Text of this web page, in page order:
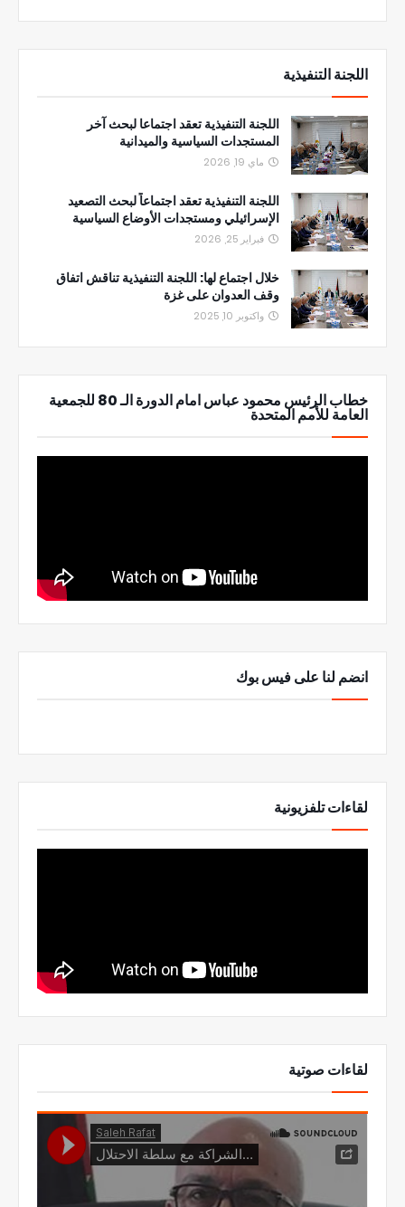
اللجنة التنفيذية
اللجنة التنفيذية تعقد اجتماعا لبحث آخر
المستجدات السياسية والميدانية
ماي 19, 2026
اللجنة التنفيذية تعقد اجتماعاً لبحث التصعيد
الإسرائيلي ومستجدات الأوضاع السياسية
فبراير 25, 2026
خلال اجتماع لها: اللجنة التنفيذية تناقش اتفاق
وقف العدوان على غزة
واكتوبر 10, 2025
خطاب الرئيس محمود عباس امام الدورة الـ 80 للجمعية
العامة للأمم المتحدة
انضم لنا على فيس بوك
لقاءات تلفزيونية
لقاءات صوتية